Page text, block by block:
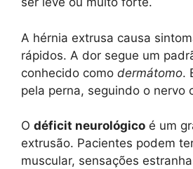
A hérnia extrusa causa
rápidos. A dor segue um
conhecido como dermátomo.
pela perna, seguindo o nervo
O déficit neurológico é um
extrusão. Pacientes podem
muscular, sensações